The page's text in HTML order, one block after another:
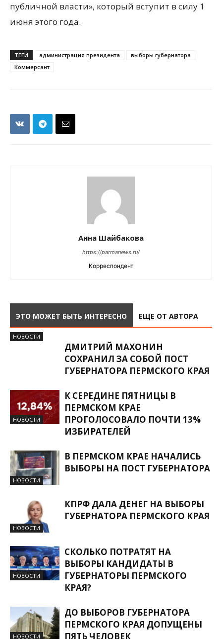
публичной власти», который вступит в силу 1
июня этого года.
ТЕГИ администрация президента
выборы губернатора
Коммерсант
Анна Шайбакова
https://parmanews.ru/
Корреспондент
ЭТО МОЖЕТ БЫТЬ ИНТЕРЕСНО ЕЩЕ ОТ АВТОРА
НОВОСТИ
ДМИТРИЙ МАХОНИН
СОХРАНИЛ ЗА СОБОЙ ПОСТ
ГУБЕРНАТОРА ПЕРМСКОГО КРАЯ
НОВОСТИ
К СЕРЕДИНЕ ПЯТНИЦЫ В
ПЕРМСКОМ КРАЕ
ПРОГОЛОСОВАЛО ПОЧТИ 13%
ИЗБИРАТЕЛЕЙ
НОВОСТИ
В ПЕРМСКОМ КРАЕ НАЧАЛИСЬ
ВЫБОРЫ НА ПОСТ ГУБЕРНАТОРА
НОВОСТИ
КПРФ ДАЛА ДЕНЕГ НА ВЫБОРЫ
ГУБЕРНАТОРА ПЕРМСКОГО КРАЯ
НОВОСТИ
СКОЛЬКО ПОТРАТЯТ НА
ВЫБОРЫ КАНДИДАТЫ В
ГУБЕРНАТОРЫ ПЕРМСКОГО
КРАЯ?
НОВОСТИ
ДО ВЫБОРОВ ГУБЕРНАТОРА
ПЕРМСКОГО КРАЯ ДОПУЩЕНЫ
ПЯТЬ ЧЕЛОВЕК